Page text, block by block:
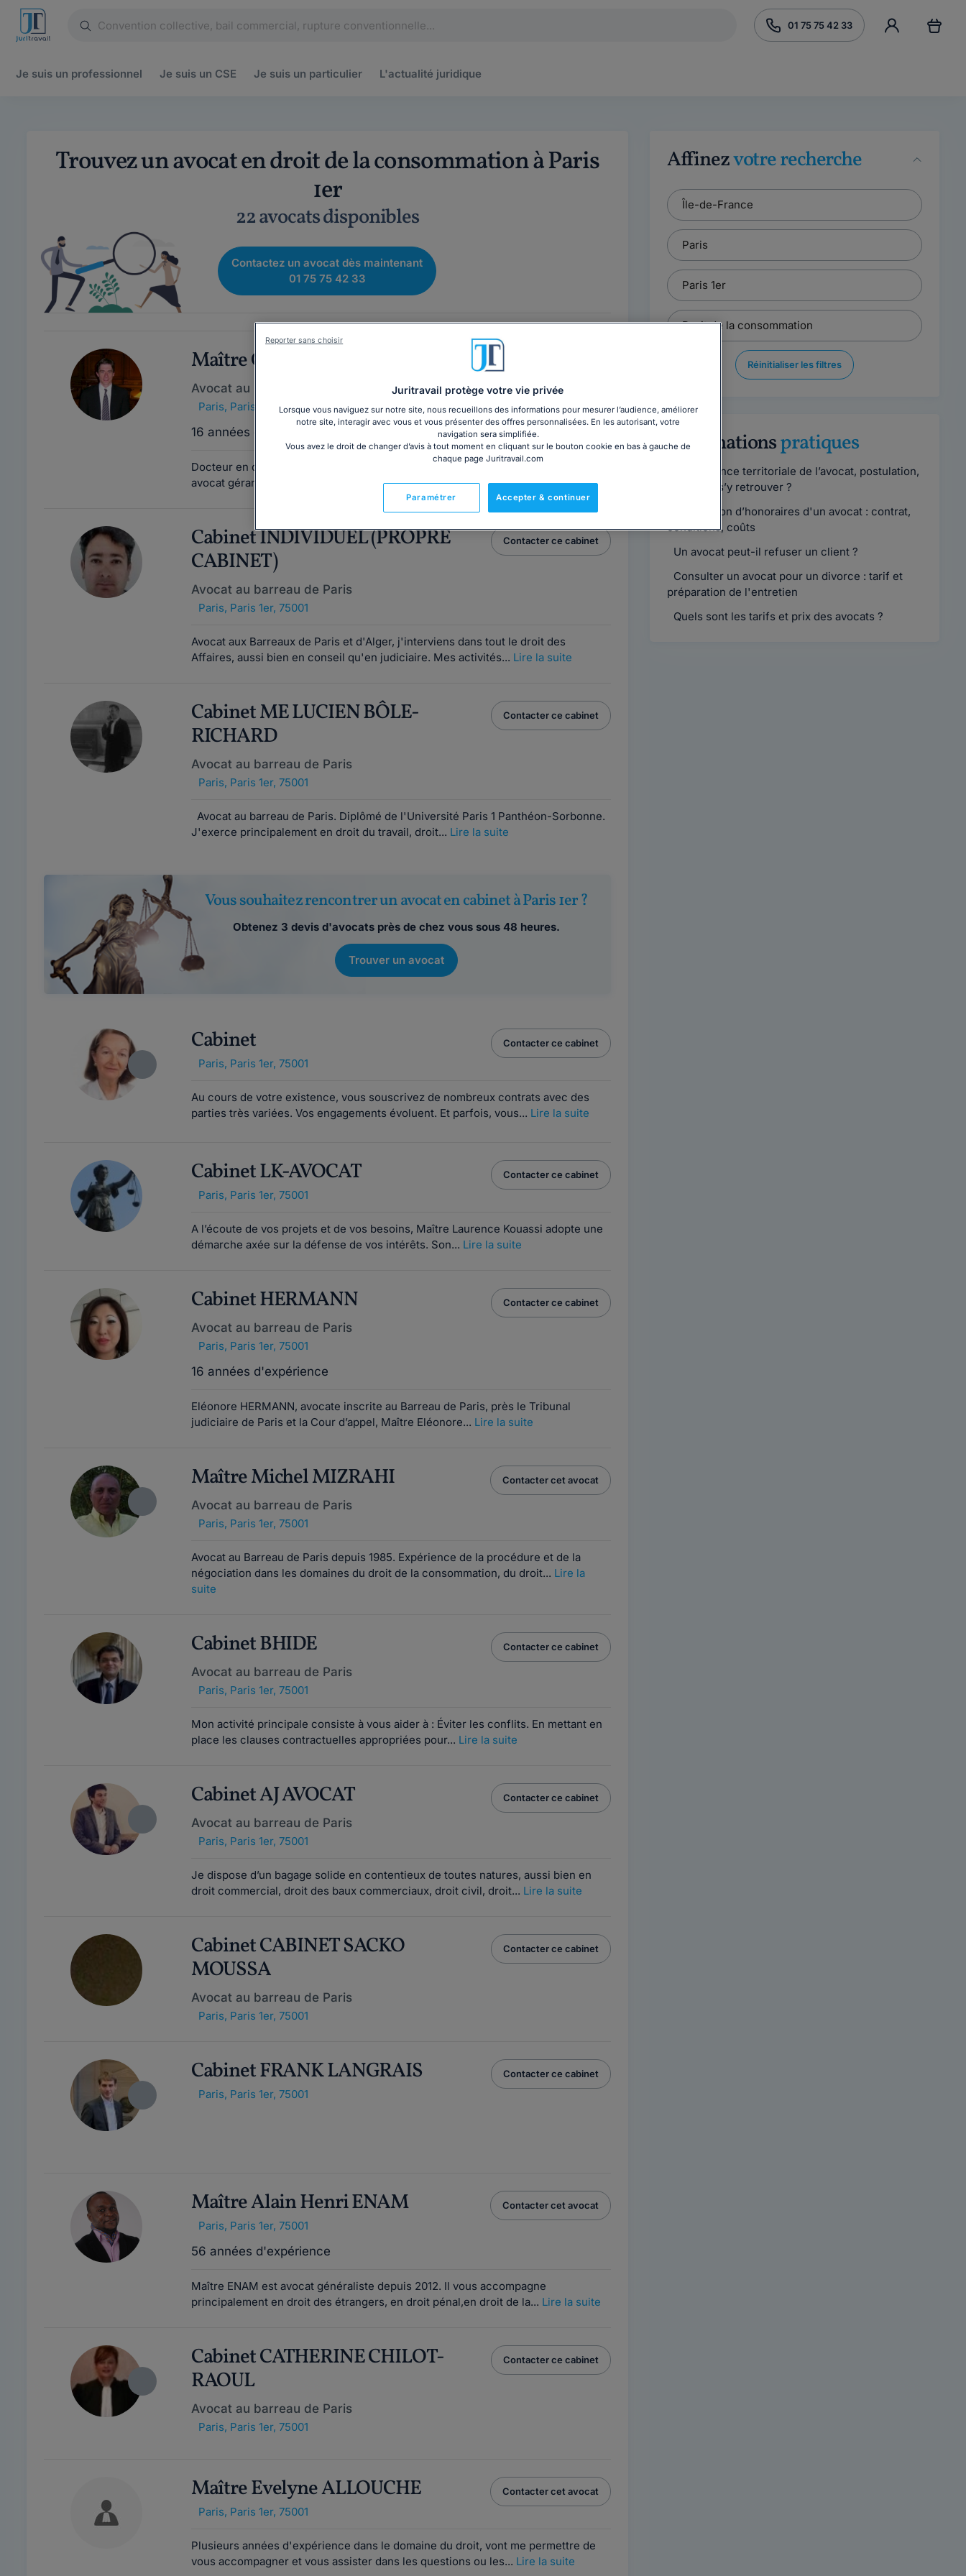
01 75 75 42 33
Je suis un professionnel Je suis un CSE Je suis un particulier L'actualité juridique
Trouvez un avocat en droit de la consommation à Paris
1er
22 avocats disponibles
Contactez un avocat dès maintenant
01 75 75 42 33
Maître Grégory ROULAND
Avocat au barreau de Paris
Paris, Paris 1er, 75001
16 années d'expérience
Docteur en droit diplômé de l’Université PARIS II, Grégory ROULAND est
avocat gérant de son propre cabinet, après avoir été co-gérant...Lire la suite
Cabinet INDIVIDUEL (PROPRE
CABINET)
Avocat au barreau de Paris
Paris, Paris 1er, 75001
Contacter ce cabinet
Avocat aux Barreaux de Paris et d'Alger, j'interviens dans tout le droit des
Affaires, aussi bien en conseil qu'en judiciaire. Mes activités... Lire la suite
Cabinet ME LUCIEN BÔLE-
RICHARD
Avocat au barreau de Paris
Paris, Paris 1er, 75001
Contacter ce cabinet
Avocat au barreau de Paris. Diplômé de l'Université Paris 1 Panthéon-Sorbonne.
J'exerce principalement en droit du travail, droit... Lire la suite
Vous souhaitez rencontrer un avocat en cabinet à Paris 1er ?
Obtenez 3 devis d'avocats près de chez vous sous 48 heures.
Trouver un avocat
Cabinet
Paris, Paris 1er, 75001
Contacter ce cabinet
Au cours de votre existence, vous souscrivez de nombreux contrats avec des
parties très variées. Vos engagements évoluent. Et parfois, vous... Lire la suite
Cabinet LK-AVOCAT
Paris, Paris 1er, 75001
Contacter ce cabinet
A l’écoute de vos projets et de vos besoins, Maître Laurence Kouassi adopte une
démarche axée sur la défense de vos intérêts. Son... Lire la suite
Cabinet HERMANN
Avocat au barreau de Paris
Paris, Paris 1er, 75001
16 années d'expérience
Contacter ce cabinet
Eléonore HERMANN, avocate inscrite au Barreau de Paris, près le Tribunal
judiciaire de Paris et la Cour d’appel, Maître Eléonore... Lire la suite
Maître Michel MIZRAHI
Avocat au barreau de Paris
Paris, Paris 1er, 75001
Contacter cet avocat
Avocat au Barreau de Paris depuis 1985. Expérience de la procédure et de la
négociation dans les domaines du droit de la consommation, du droit... Lire la
suite
Cabinet BHIDE
Avocat au barreau de Paris
Paris, Paris 1er, 75001
Contacter ce cabinet
Mon activité principale consiste à vous aider à : Éviter les conflits. En mettant en
place les clauses contractuelles appropriées pour... Lire la suite
Cabinet AJ AVOCAT
Avocat au barreau de Paris
Paris, Paris 1er, 75001
Contacter ce cabinet
Je dispose d’un bagage solide en contentieux de toutes natures, aussi bien en
droit commercial, droit des baux commerciaux, droit civil, droit... Lire la suite
Cabinet CABINET SACKO
MOUSSA
Avocat au barreau de Paris
Paris, Paris 1er, 75001
Contacter ce cabinet
Cabinet FRANK LANGRAIS
Paris, Paris 1er, 75001
Contacter ce cabinet
Maître Alain Henri ENAM
Paris, Paris 1er, 75001
56 années d'expérience
Contacter cet avocat
Maître ENAM est avocat généraliste depuis 2012. Il vous accompagne
principalement en droit des étrangers, en droit pénal,en droit de la... Lire la suite
Cabinet CATHERINE CHILOT-
RAOUL
Avocat au barreau de Paris
Paris, Paris 1er, 75001
Contacter ce cabinet
Maître Evelyne ALLOUCHE
Paris, Paris 1er, 75001
Contacter cet avocat
Plusieurs années d'expérience dans le domaine du droit, vont me permettre de
vous accompagner et vous assister dans les questions ou les... Lire la suite
Affinezvotre recherche
Réinitialiser les filtres
Informationspratiques
Compétence territoriale de l’avocat, postulation,
comment s’y retrouver ?
Convention d’honoraires d'un avocat : contrat,
conditions, coûts
Un avocat peut-il refuser un client ?
Consulter un avocat pour un divorce : tarif et
préparation de l'entretien
Quels sont les tarifs et prix des avocats ?
Juritravail protège votre vie privée
Lorsque vous naviguez sur notre site, nous recueillons des informations pour mesurer l’audience, améliorer
notre site, interagir avec vous et vous présenter des offres personnalisées. En les autorisant, votre
navigation sera simplifiée.
Vous avez le droit de changer d’avis à tout moment en cliquant sur le bouton cookie en bas à gauche de
chaque page Juritravail.com
Accepter & continuer
Paramétrer
Reporter sans choisir